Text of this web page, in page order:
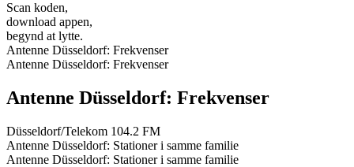
Scan koden,
download appen,
begynd at lytte.
Antenne Düsseldorf: Frekvenser
Antenne Düsseldorf: Frekvenser
Antenne Düsseldorf: Frekvenser
Düsseldorf/Telekom 104.2 FM
Antenne Düsseldorf: Stationer i samme familie
Antenne Düsseldorf: Stationer i samme familie